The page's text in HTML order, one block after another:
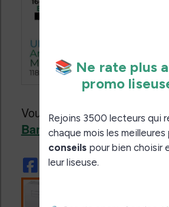
Vous pouvezretrouver ce
Banggood.